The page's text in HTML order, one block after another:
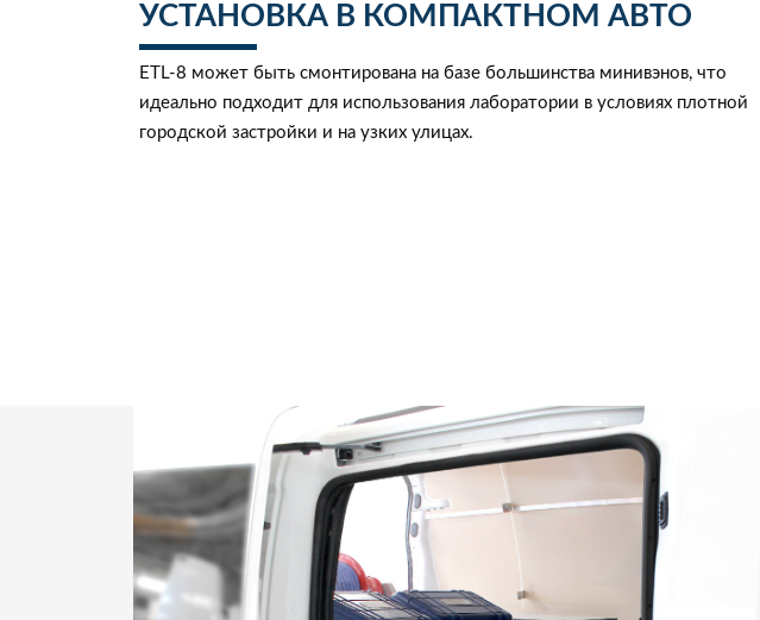
УСТАНОВКА В КОМПАКТНОМ АВТО
ETL-8 может быть смонтирована на базе большинства минивэнов, что
идеально подходит для использования лаборатории в условиях плотной
городской застройки и на узких улицах.